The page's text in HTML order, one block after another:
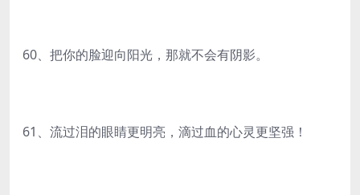
60、把你的脸迎向阳光，那就不会有阴影。
61、流过泪的眼睛更明亮，滴过血的心灵更坚强！